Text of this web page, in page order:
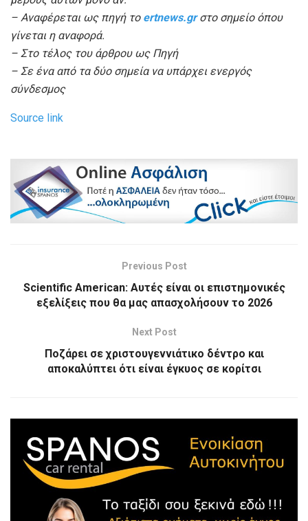
– Αναφέρεται ως πηγή το ertnews.gr στο σημείο όπου
γίνεται η αναφορά.
– Στο τέλος του άρθρου ως Πηγή
– Σε ένα από τα δύο σημεία να υπάρχει ενεργός
σύνδεσμος
Source link
Previous Post
Scientific American: Αυτές είναι οι επιστημονικές
εξελίξεις που θα μας απασχολήσουν το 2026
Next Post
Ποζάρει σε χριστουγεννιάτικο δέντρο και
αποκαλύπτει ότι είναι έγκυος σε κορίτσι